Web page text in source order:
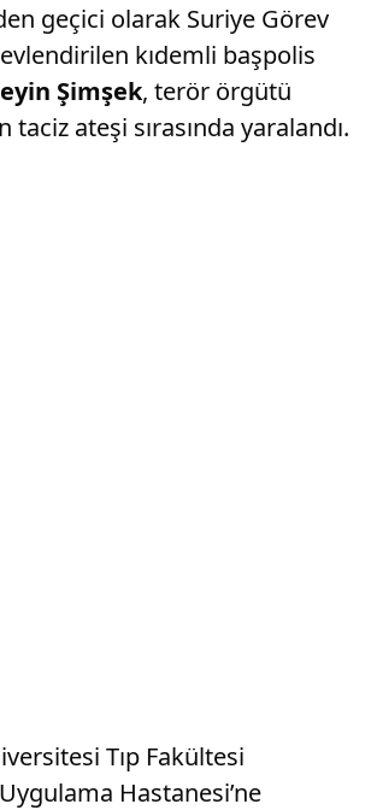
geçici olarak Suriye Görev
kıdemli başpolis
Şimşek, terör örgütü
taciz ateşi sırasında yaralandı.
Tıp Fakültesi
Hastanesi’ne